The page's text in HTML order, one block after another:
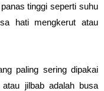
tinggi seperti suhu
hati mengkerut atau
paling sering dipakai
jilbab adalah busa